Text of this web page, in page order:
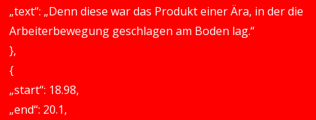
„text“: „Denn diese war das Produkt einer Ära, in der die
Arbeiterbewegung geschlagen am Boden lag.“
},
{
„start“: 18.98,
„end“: 20.1,